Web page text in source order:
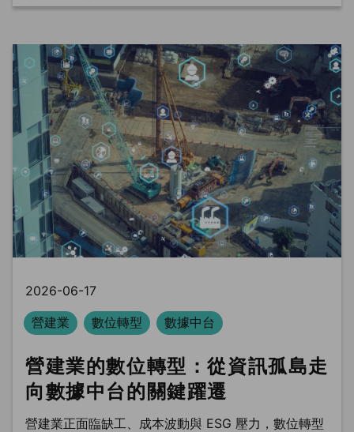
2026-06-17
營建業
數位轉型 數據中台
營建業的數位轉型：從資訊孤島走
向數據中台的關鍵躍遷
營建業正面臨缺工、成本波動與 ESG 壓力，數位轉型